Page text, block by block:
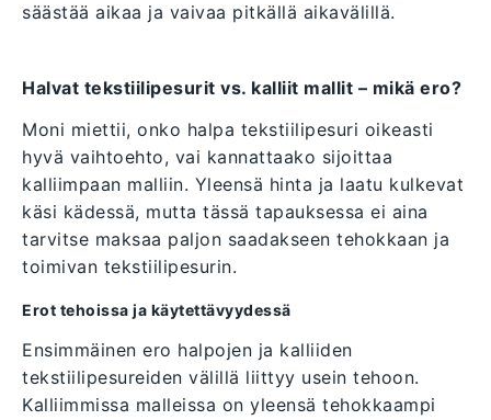
säästää aikaa ja vaivaa pitkällä aikavälillä.
Halvat tekstiilipesurit vs. kalliit mallit – mikä ero?
Moni miettii, onko halpa tekstiilipesuri oikeasti
hyvä vaihtoehto, vai kannattaako sijoittaa
kalliimpaan malliin. Yleensä hinta ja laatu kulkevat
käsi kädessä, mutta tässä tapauksessa ei aina
tarvitse maksaa paljon saadakseen tehokkaan ja
toimivan tekstiilipesurin.
Erot tehoissa ja käytettävyydessä
Ensimmäinen ero halpojen ja kalliiden
tekstiilipesureiden välillä liittyy usein tehoon.
Kalliimmissa malleissa on yleensä tehokkaampi